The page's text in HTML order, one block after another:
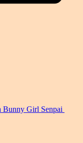
Bunny Girl Senpai